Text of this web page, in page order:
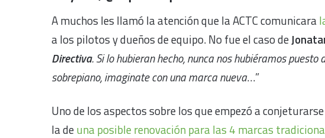
A muchos les llamó la atención que la ACTC comunicara
a los pilotos y dueños de equipo. No fue el caso de
Directiva. Si lo hubieran hecho, nunca nos hubiéramos puesto
sobrepiano, imaginate con una marca nueva…”
Uno de los aspectos sobre los que empezó a
la deuna posible renovación para las 4 marcas